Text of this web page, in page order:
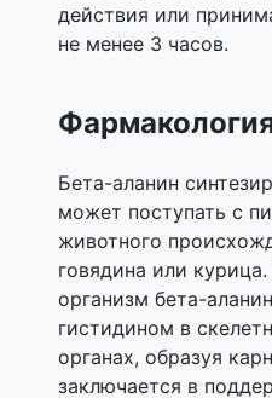
действия или
не менее 3 часов.
Бета-аланин
может поступать с
животного
говядина или
организм бета-
гистидином в
органах, образуя
заключается в